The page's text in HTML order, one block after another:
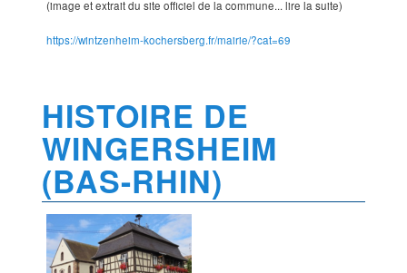
(image et extrait du site officiel de la commune... lire la suite)
https://wintzenheim-kochersberg.fr/mairie/?cat=69
HISTOIRE DE
WINGERSHEIM
(BAS-RHIN)